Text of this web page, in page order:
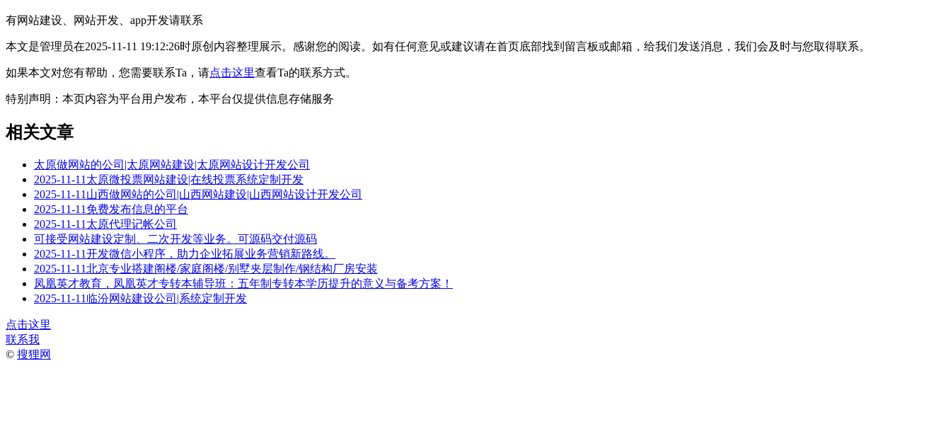
有网站建设、网站开发、app开发请联系
本文是管理员在2025-11-11 19:12:26时原创内容整理展示。感谢您的阅读。如有任何意见或建议请在首页底部找到留言板或邮箱，给我们发送消息，我们会及时与您取得联系。
如果本文对您有帮助，您需要联系Ta，请点击这里查看Ta的联系方式。
特别声明：本页内容为平台用户发布，本平台仅提供信息存储服务
相关文章
太原做网站的公司|太原网站建设|太原网站设计开发公司
2025-11-11太原微投票网站建设|在线投票系统定制开发
2025-11-11山西做网站的公司|山西网站建设|山西网站设计开发公司
2025-11-11免费发布信息的平台
2025-11-11太原代理记帐公司
可接受网站建设定制、二次开发等业务。可源码交付源码
2025-11-11开发微信小程序，助力企业拓展业务营销新路线。
2025-11-11北京专业搭建阁楼/家庭阁楼/别墅夹层制作/钢结构厂房安装
凤凰英才教育，凤凰英才专转本辅导班：五年制专转本学历提升的意义与备考方案！
2025-11-11临汾网站建设公司|系统定制开发
点击这里
联系我
© 搜狸网